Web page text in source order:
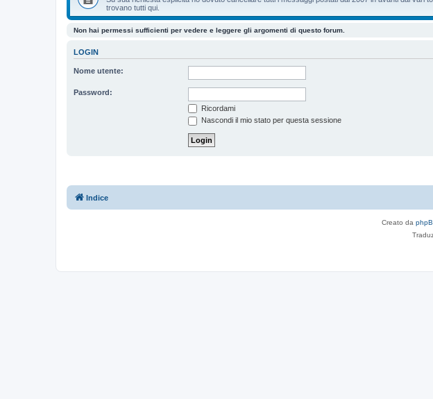
trovano tutti qui.
Non hai permessi sufficienti per vedere e leggere gli argomenti di questo forum.
LOGIN
Nome utente:
Password:
Ricordami
Nascondi il mio stato per questa sessione
Indice
Creato da